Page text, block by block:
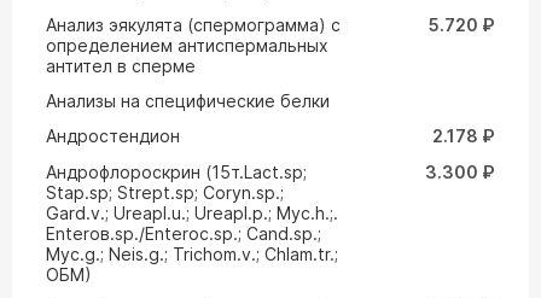
Анализ эякулята (спермограмма) с
определением антиспермальных
антител в сперме
5.720 ₽
Анализы на специфические белки
Андростендион
2.178 ₽
Андрофлороскрин (15т.Lact.sp;
Stap.sp; Strept.sp; Coryn.sp.;
Gard.v.; Ureapl.u.; Ureapl.p.; Myc.h.;.
Enteroв.sp./Enteroc.sp.; Cand.sp.;
Myc.g.; Neis.g.; Trichom.v.; Chlam.tr.;
ОБМ)
3.300 ₽